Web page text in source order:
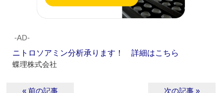
‐AD‐
ニトロソアミン分析承ります！ 詳細はこちら
蝶理株式会社
« 前の記事 次の記事 »